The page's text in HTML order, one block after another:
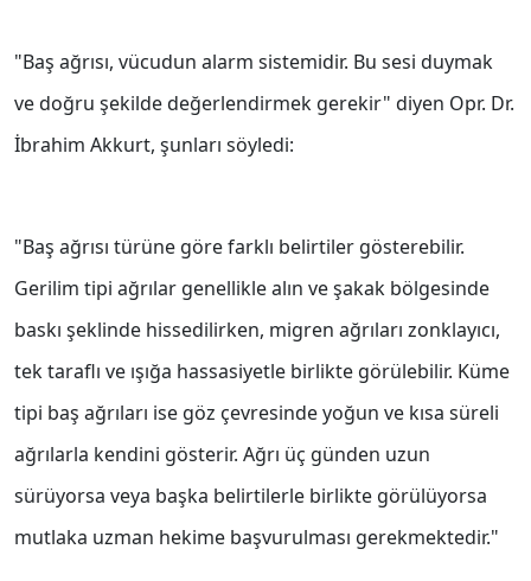
"Baş ağrısı, vücudun alarm sistemidir. Bu sesi duymak
ve doğru şekilde değerlendirmek gerekir" diyen Opr. Dr.
İbrahim Akkurt, şunları söyledi:
"Baş ağrısı türüne göre farklı belirtiler gösterebilir.
Gerilim tipi ağrılar genellikle alın ve şakak bölgesinde
baskı şeklinde hissedilirken, migren ağrıları zonklayıcı,
tek taraflı ve ışığa hassasiyetle birlikte görülebilir. Küme
tipi baş ağrıları ise göz çevresinde yoğun ve kısa süreli
ağrılarla kendini gösterir. Ağrı üç günden uzun
sürüyorsa veya başka belirtilerle birlikte görülüyorsa
mutlaka uzman hekime başvurulması gerekmektedir."